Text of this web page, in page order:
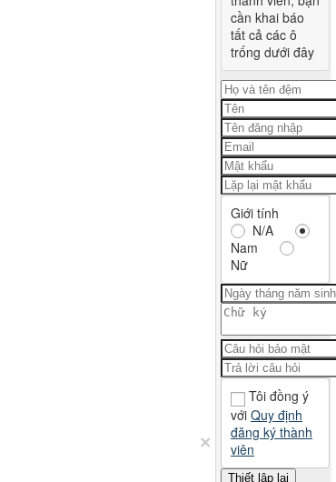
×
cần khai báo
tất cả các ô
trống dưới đây
Giới tính
N/A
Nam
Nữ
Tôi đồng ý
với Quy định
đăng ký thành
viên